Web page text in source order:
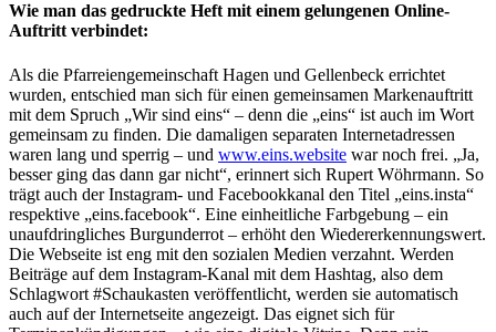
Wie man das gedruckte Heft mit einem gelungenen Online-
Auftritt verbindet:
Als die Pfarreiengemeinschaft Hagen und Gellenbeck errichtet
wurden, entschied man sich für einen gemeinsamen Markenauftritt
mit dem Spruch „Wir sind eins“ – denn die „eins“ ist auch im Wort
gemeinsam zu finden. Die damaligen separaten Internetadressen
waren lang und sperrig – und www.eins.website war noch frei. „Ja,
besser ging das dann gar nicht“, erinnert sich Rupert Wöhrmann. So
trägt auch der Instagram- und Facebookkanal den Titel „eins.insta“
respektive „eins.facebook“. Eine einheitliche Farbgebung – ein
unaufdringliches Burgunderrot – erhöht den Wiedererkennungswert.
Die Webseite ist eng mit den sozialen Medien verzahnt. Werden
Beiträge auf dem Instagram-Kanal mit dem Hashtag, also dem
Schlagwort #Schaukasten veröffentlicht, werden sie automatisch
auch auf der Internetseite angezeigt. Das eignet sich für